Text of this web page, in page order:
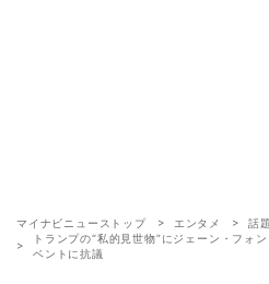
マイナビニューストップ エンタメ
話題
トランプの“私的見世物”にジェーン・フォ
ベントに抗議